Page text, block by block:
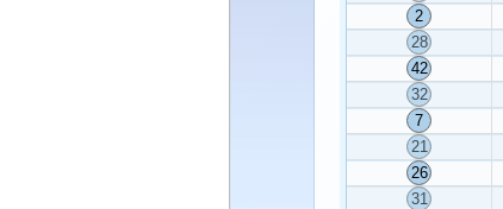
2
28
42
32
7
21
26
31